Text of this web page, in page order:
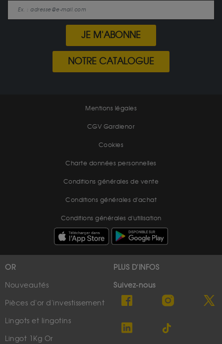
JE M'ABONNE
NOTRE CATALOGUE
Mentions légales
CGV Gardienor
Cookies
Charte données personnelles
Conditions générales de vente
Conditions générales d'achat
Conditions générales d'utilisation
OR
Nouveautés
Pièces d'or d'investissement
Lingots et lingotins
Lingot 1Kg Or
PLUS D'INFOS
Suivez-nous